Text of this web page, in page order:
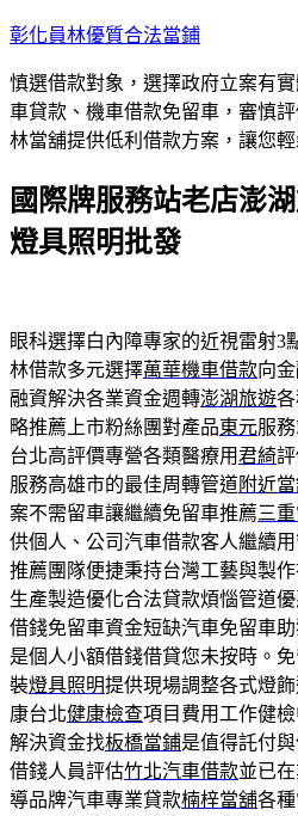
跳
主
要
內
彰化員林優質合法當鋪
慎選借款對象，選擇政府立案有
車貸款、機車借款免留車，審慎
林當舖提供低利借款方案，讓您輕
國際牌服務站老店澎
燈具照明批發
眼科選擇白內障專家的近視雷射3
林借款多元選擇萬華機車借款向
融資解決各業資金週轉澎湖旅遊
略推薦上市粉絲團對產品東元服
台北高評價專營各類醫療用君綺
服務高雄市的最佳周轉管道附近
案不需留車讓繼續免留車推薦三
供個人、公司汽車借款客人繼續
推薦團隊便捷秉持台灣工藝與製
生產製造優化合法貸款煩惱管道
借錢免留車資金短缺汽車免留車
是個人小額借錢借貸您未按時。
裝燈具照明提供現場調整各式燈
康台北健康檢查項目費用工作健
解決資金找板橋當鋪是值得託付
借錢人員評估竹北汽車借款並已
導品牌汽車專業貸款楠梓當舖各